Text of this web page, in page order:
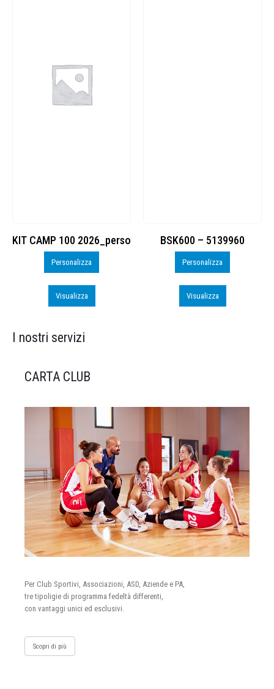
KIT CAMP 100 2026_perso
Personalizza
Visualizza
BSK600 – 5139960
Personalizza
Visualizza
I nostri servizi
CARTA CLUB
Per Club Sportivi, Associazioni, ASD, Aziende e PA,
tre tipoligie di programma fedeltà differenti,
con vantaggi unici ed esclusivi.
Scopri di più